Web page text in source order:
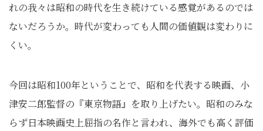
れの我々は昭和の時代を生き続けている感覚があるのでは
ないだろうか。時代が変わっても人間の価値観は変わりに
くい。
今回は昭和100年ということで、昭和を代表する映画、小
津安二郎監督の『東京物語』を取り上げたい。昭和のみな
らず日本映画史上屈指の名作と言われ、海外でも高く評価